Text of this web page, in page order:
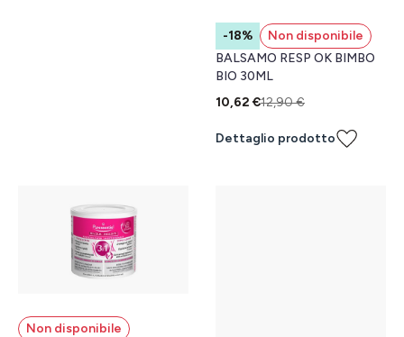
-18%
Non disponibile
BALSAMO RESP OK BIMBO
BIO 30ML
10,62 €12,90 €
Dettaglio prodotto
Non disponibile